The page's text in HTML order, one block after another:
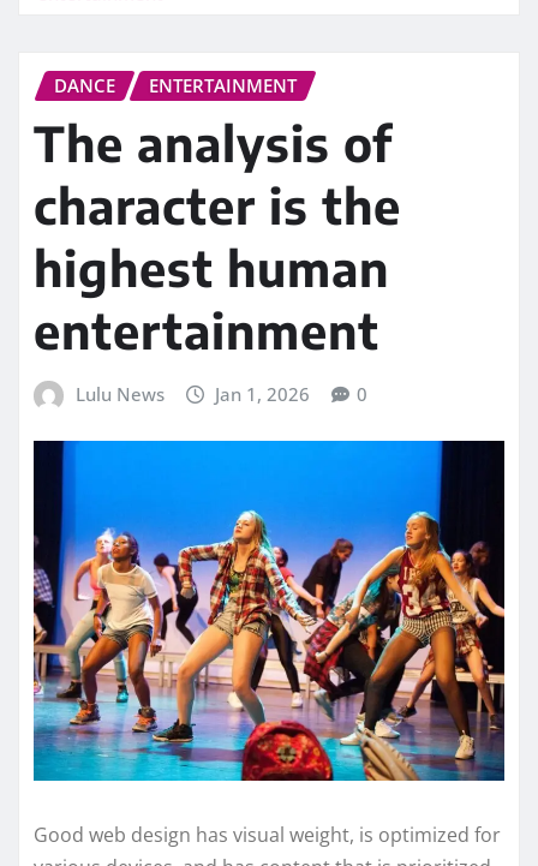
DANCE ENTERTAINMENT
The analysis of
character is the
highest human
entertainment
Lulu News Jan 1, 2026 0
Good web design has visual weight, is optimized for